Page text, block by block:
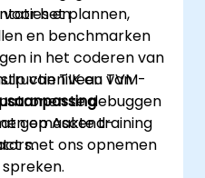
het plannen,
en benchmarken
van
te debuggen
en
in het coderen van
van TIK en TVM-
op Ascend-
gemaakte training
met ons opnemen